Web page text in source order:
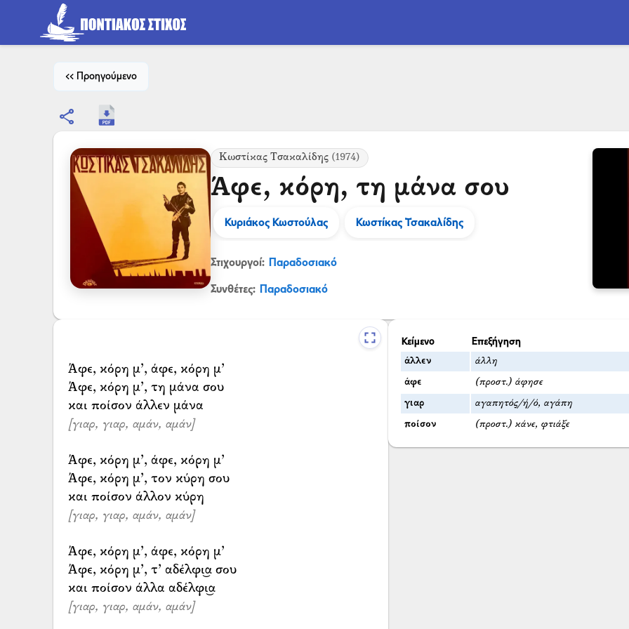
<< Προηγούμενο
share
Κωστίκας Τσακαλίδης (1974)
Άφε, κόρη, τη μάνα σου
Κυριάκος Κωστούλας Κωστίκας Τσακαλίδης
Στιχουργοί: Παραδοσιακό
Συνθέτες: Παραδοσιακό
Άφε, κόρη μ’, άφε, κόρη μ’
Άφε, κόρη μ’, τη μάνα σου
[γιαρ, γιαρ, αμάν, αμάν]
Άφε, κόρη μ’, άφε, κόρη μ’
Άφε, κόρη μ’, τον κύρη σου
[γιαρ, γιαρ, αμάν, αμάν]
Άφε, κόρη μ’, άφε, κόρη μ’
Άφε, κόρη μ’, τ’ αδέλφι͜α σου
[γιαρ, γιαρ, αμάν, αμάν]
Κείμενο Επεξήγηση
άλλεν άλλη
άφε (προστ.) άφησε
γιαρ αγαπητός/ή/ό, αγάπη
ποίσον (προστ.) κάνε, φτιάξε